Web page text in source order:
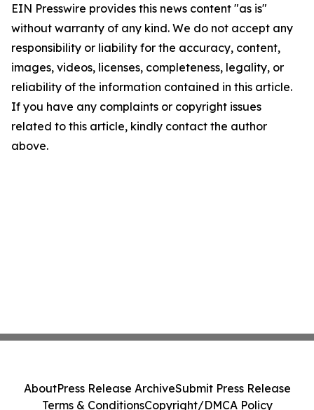
EIN Presswire provides this news content "as is"
without warranty of any kind. We do not accept any
responsibility or liability for the accuracy, content,
images, videos, licenses, completeness, legality, or
reliability of the information contained in this article.
If you have any complaints or copyright issues
related to this article, kindly contact the author
above.
AboutPress Release ArchiveSubmit Press Release
Terms & ConditionsCopyright/DMCA Policy